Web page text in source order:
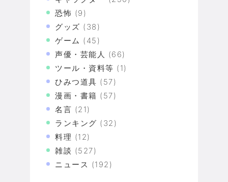
恐怖 (9)
グッズ (38)
ゲーム (45)
声優・芸能人 (66)
ツール・資料等 (1)
ひみつ道具 (57)
漫画・書籍 (57)
名言 (21)
ランキング (32)
料理 (12)
雑談 (527)
ニュース (192)